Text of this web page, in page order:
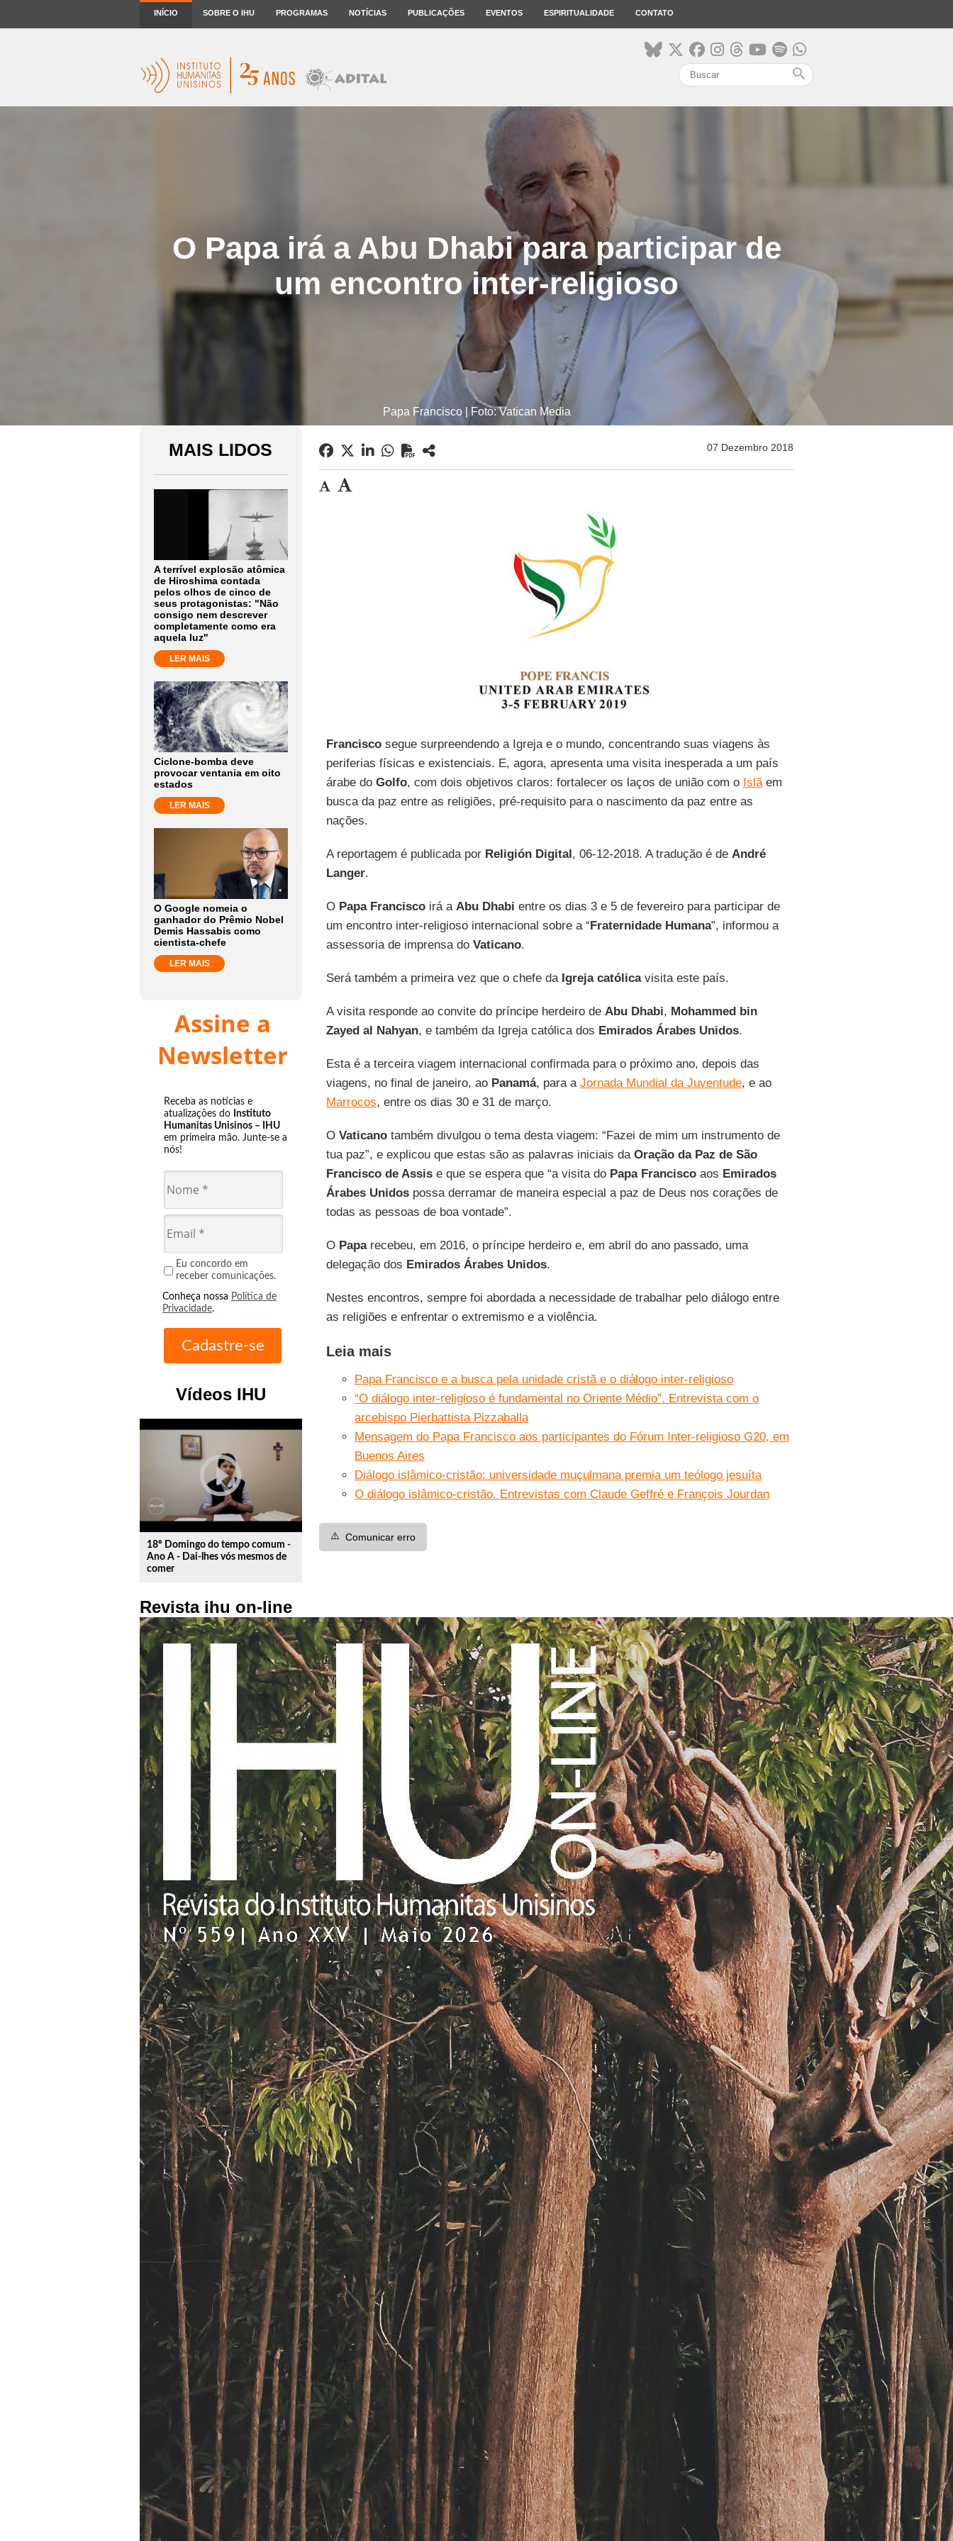
INÍCIO SOBRE O IHU PROGRAMAS NOTÍCIAS PUBLICAÇÕES EVENTOS ESPIRITUALIDADE CONTATO
search
O Papa irá a Abu Dhabi para participar de
um encontro inter-religioso
Papa Francisco | Foto: Vatican Media
MAIS LIDOS
A terrível explosão atômica
de Hiroshima contada
pelos olhos de cinco de
seus protagonistas: "Não
consigo nem descrever
completamente como era
aquela luz"
LER MAIS
Ciclone-bomba deve
provocar ventania em oito
estados
LER MAIS
O Google nomeia o
ganhador do Prêmio Nobel
Demis Hassabis como
cientista-chefe
LER MAIS
Assine a
Newsletter
Receba as notícias e
atualizações do Instituto
Humanitas Unisinos – IHU
em primeira mão. Junte-se a
nós!
Eu concordo em
receber comunicações.
Conheça nossa Política de
Privacidade.
Vídeos IHU
play_circle_outline
18º Domingo do tempo comum -
Ano A - Dai-lhes vós mesmos de
comer
Revista ihu on-line
07 Dezembro 2018
Franciscosegue surpreendendo a Igreja e o mundo, concentrando suas viagens às
periferias físicas e existenciais. E, agora, apresenta uma visita inesperada a um país
árabe do Golfo, com dois objetivos claros: fortalecer os laços de união com o Islãem
busca da paz entre as religiões, pré-requisito para o nascimento da paz entre as
nações.
A reportagem é publicada por Religión Digital, 06-12-2018. A tradução é de André
Langer.
O Papa Franciscoirá a Abu Dhabi entre os dias 3 e 5 de fevereiro para participar de
um encontro inter-religioso internacional sobre a “Fraternidade Humana”, informou a
assessoria de imprensa do Vaticano.
Será também a primeira vez que o chefe da Igreja católicavisita este país.
A visita responde ao convite do príncipe herdeiro de Abu Dhabi, Mohammed bin
Zayed al Nahyan, e também da Igreja católica dos Emirados Árabes Unidos.
Esta é a terceira viagem internacional confirmada para o próximo ano, depois das
viagens, no final de janeiro, ao Panamá, para a Jornada Mundial da Juventude, e ao
Marrocos, entre os dias 30 e 31 de março.
O Vaticanotambém divulgou o tema desta viagem: “Fazei de mim um instrumento de
tua paz”, e explicou que estas são as palavras iniciais da Oração da Paz de São
Francisco de Assise que se espera que “a visita do Papa Franciscoaos Emirados
Árabes Unidospossa derramar de maneira especial a paz de Deus nos corações de
todas as pessoas de boa vontade”.
O Paparecebeu, em 2016, o príncipe herdeiro e, em abril do ano passado, uma
delegação dos Emirados Árabes Unidos.
Nestes encontros, sempre foi abordada a necessidade de trabalhar pelo diálogo entre
as religiões e enfrentar o extremismo e a violência.
Leia mais
Papa Francisco e a busca pela unidade cristã e o diálogo inter-religioso
“O diálogo inter-religioso é fundamental no Oriente Médio”. Entrevista com o
arcebispo Pierbattista Pizzaballa
Mensagem do Papa Francisco aos participantes do Fórum Inter-religioso G20, em
Buenos Aires
Diálogo islâmico-cristão: universidade muçulmana premia um teólogo jesuíta
O diálogo islâmico-cristão. Entrevistas com Claude Geffré e François Jourdan
⚠️ Comunicar erro